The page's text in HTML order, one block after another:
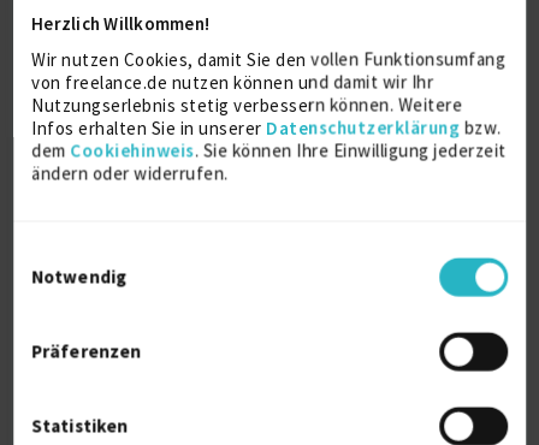
Herzlich Willkommen!
Wir nutzen Cookies, damit Sie den vollen Funktionsumfang
von freelance.de nutzen können und damit wir Ihr
Nutzungserlebnis stetig verbessern können. Weitere
Infos erhalten Sie in unserer Datenschutzerklärung bzw.
dem Cookiehinweis. Sie können Ihre Einwilligung jederzeit
ändern oder widerrufen.
Notwendig
Präferenzen
Statistiken
Engineer, Rohr2 Berechner
1990
Darmstadt
Project weitere siehe Homepage
Persönliche Daten
Sprache